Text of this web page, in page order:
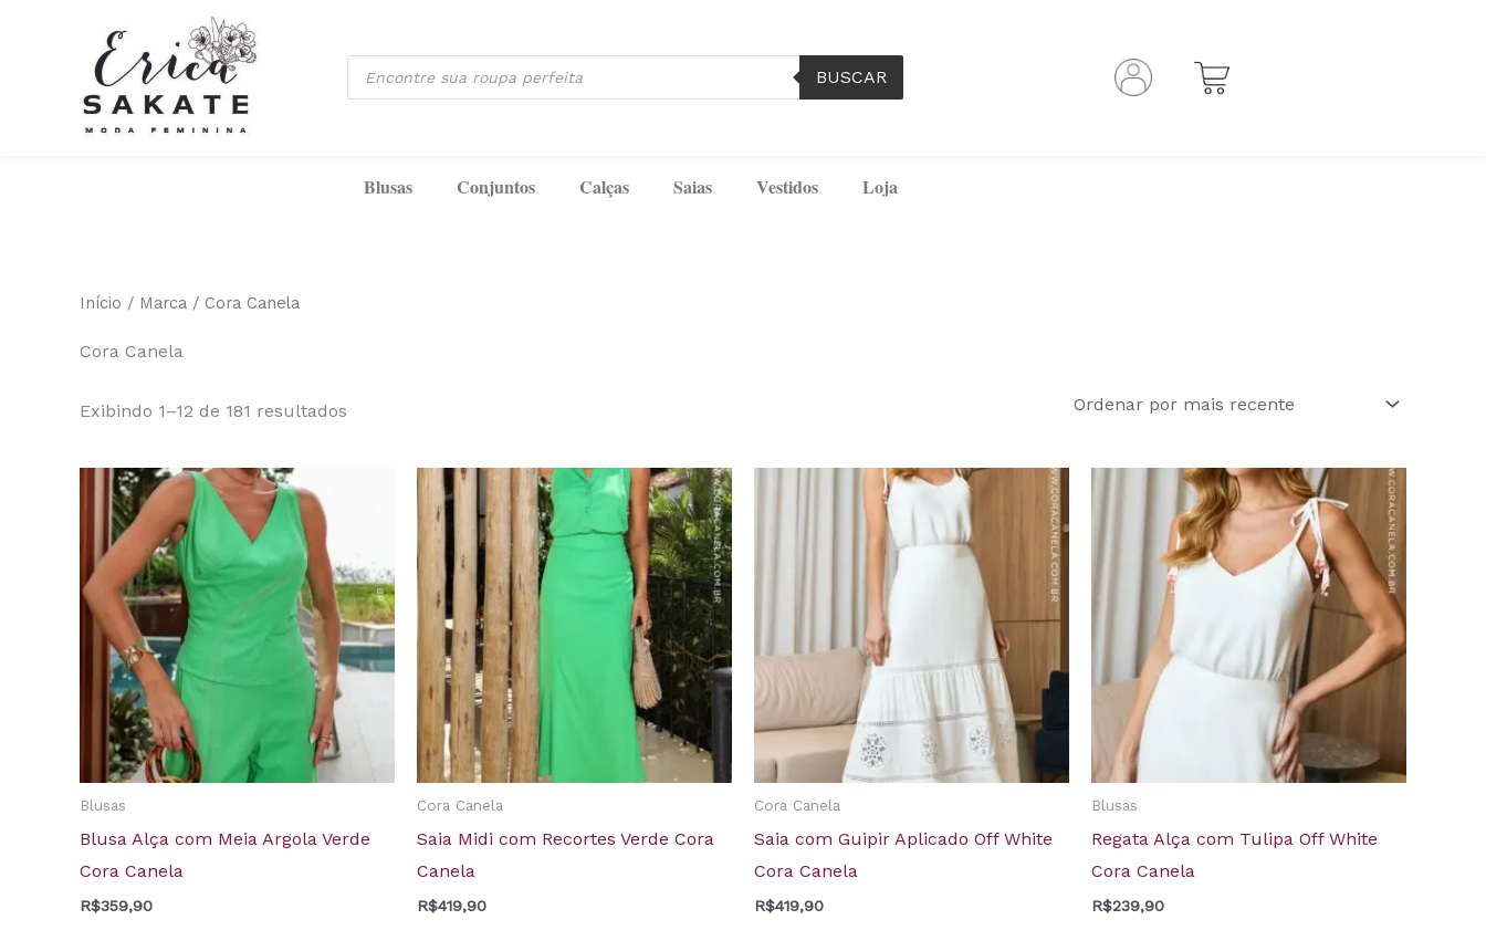
Pesquisar
produtos
BUSCAR
Blusas Conjuntos Calças Saias Vestidos Loja
Início / Marca / Cora Canela
Cora Canela
Exibindo 1–12 de 181 resultados
recente
Blusas
Blusa Alça com Meia Argola Verde
Cora Canela
R$359,90
Cora Canela
Saia Midi com Recortes Verde Cora
Canela
R$419,90
Cora Canela
Saia com Guipir Aplicado Off White
Cora Canela
R$419,90
Blusas
Regata Alça com Tulipa Off White
Cora Canela
R$239,90